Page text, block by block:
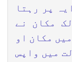
پر رہتا
مکان نے
مکان او
میں واپس